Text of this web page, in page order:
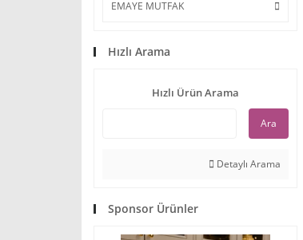
EMAYE MUTFAK
Hızlı Arama
Hızlı Ürün Arama
Ara
Detaylı Arama
Sponsor Ürünler